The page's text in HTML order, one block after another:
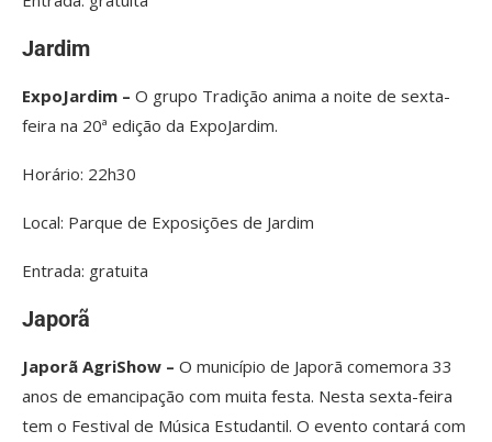
Jardim
ExpoJardim – O grupo Tradição anima a noite de sexta-
feira na 20ª edição da ExpoJardim.
Horário: 22h30
Local: Parque de Exposições de Jardim
Entrada: gratuita
Japorã
Japorã AgriShow – O município de Japorã comemora 33
anos de emancipação com muita festa. Nesta sexta-feira
tem o Festival de Música Estudantil. O evento contará com